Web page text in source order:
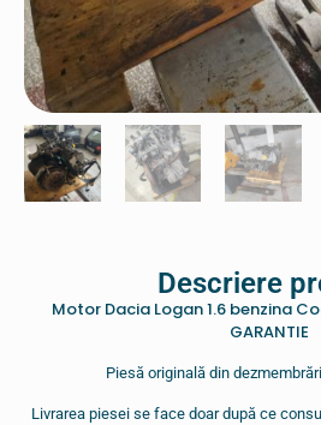
Descriere
Motor Dacia Logan 1.6 benzina
GARANTIE
Piesă originală din
Livrarea piesei se face doar după ce